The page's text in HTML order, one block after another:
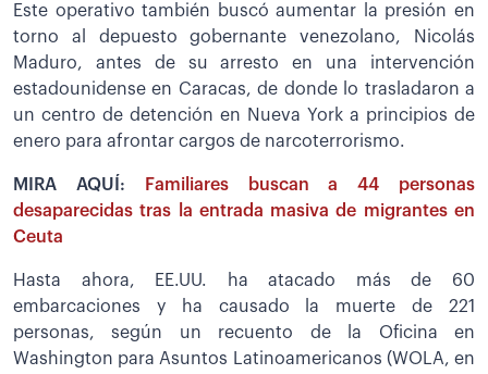
Este operativo también buscó aumentar la presión en
torno al depuesto gobernante venezolano, Nicolás
Maduro, antes de su arresto en una intervención
estadounidense en Caracas, de donde lo trasladaron a
un centro de detención en Nueva York a principios de
enero para afrontar cargos de narcoterrorismo.
MIRA AQUÍ:
Familiares buscan a 44 personas
desaparecidas tras la entrada masiva de migrantes en
Ceuta
Hasta ahora, EE.UU. ha atacado más de 60
embarcaciones y ha causado la muerte de 221
personas, según un recuento de la Oficina en
Washington para Asuntos Latinoamericanos (WOLA, en